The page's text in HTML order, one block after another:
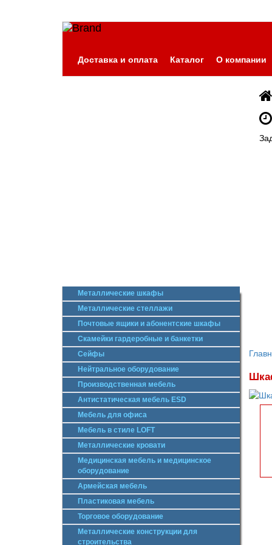
Доставка и оплата Каталог О компании
Металлические шкафы
Металлические стеллажи
Почтовые ящики и абонентские шкафы
Скамейки гардеробные и банкетки
Сейфы
Нейтральное оборудование
Производственная мебель
Антистатическая мебель ESD
Мебель для офиса
Мебель в стиле LOFT
Металлические кровати
Медицинская мебель и медицинское
оборудование
Армейская мебель
Пластиковая мебель
Торговое оборудование
Металлические конструкции для
строительства